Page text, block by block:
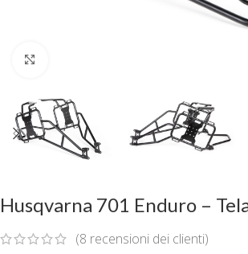
Husqvarna 701 Enduro –
(8 recensioni dei clienti)